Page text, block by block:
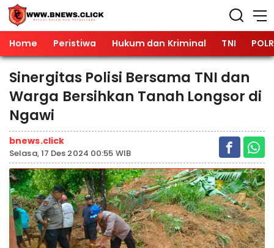
Home Peristiwa Hukum dan Kriminal TNI
Sinergitas Polisi Bersama TNI dan
Warga Bersihkan Tanah Longsor di
Ngawi
bnews.click
Selasa, 17 Des 2024 00:55 WIB